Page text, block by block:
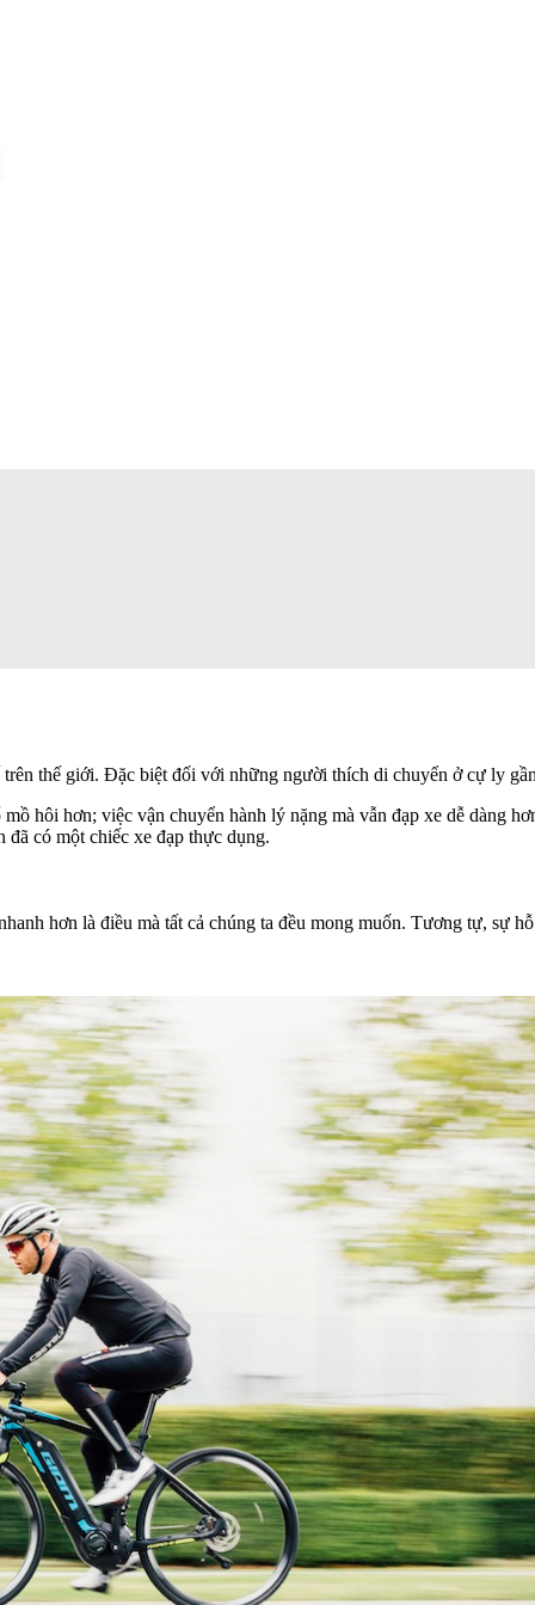
thế giới. Đặc biệt đối với những người thích di chuyển ở cự ly
hôi hơn; việc vận chuyển hành lý nặng mà vẫn đạp xe dễ dàng
đã có một chiếc xe đạp thực dụng.
hơn là điều mà tất cả chúng ta đều mong muốn. Tương tự, sự